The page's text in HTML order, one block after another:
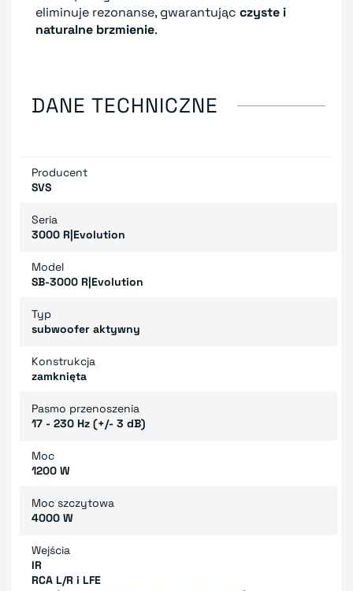
eliminuje rezonanse, gwarantując czyste i
naturalne brzmienie.
DANE TECHNICZNE
Producent
SVS
Seria
3000 R|Evolution
Model
SB-3000 R|Evolution
Typ
subwoofer aktywny
Konstrukcja
zamknięta
Pasmo przenoszenia
17 - 230 Hz (+/- 3 dB)
Moc
1200 W
Moc szczytowa
4000 W
Wejścia
IR
RCA L/R i LFE